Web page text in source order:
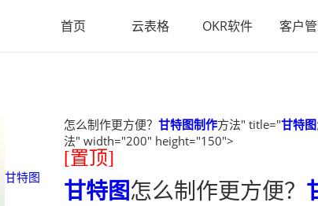
首页 云表格 OKR软件 客户
甘特图
怎么制作更方便？ 甘特图制作方法" title="甘特图
法" width="200" height="150">
[置顶]
甘特图怎么制作更方便？